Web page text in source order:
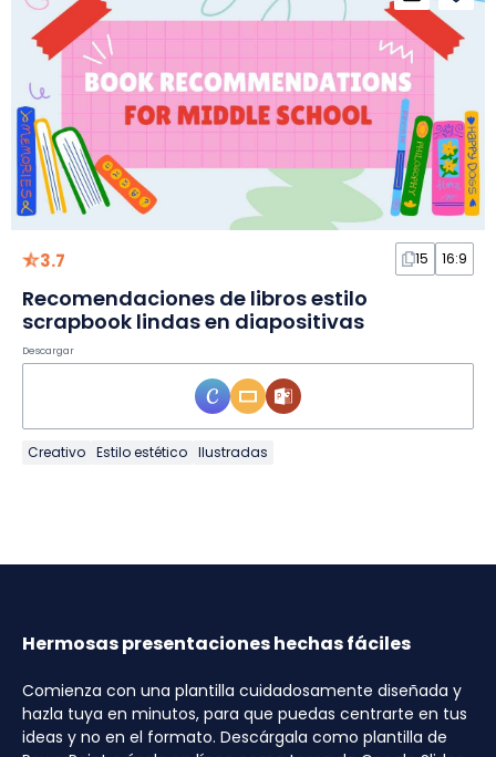
3.7 15 16:9
Recomendaciones de libros estilo
scrapbook lindas en diapositivas
Descargar
Creativo Estilo estético Ilustradas
Hermosas presentaciones hechas fáciles
Comienza con una plantilla cuidadosamente diseñada y
hazla tuya en minutos, para que puedas centrarte en tus
ideas y no en el formato. Descárgala como plantilla de